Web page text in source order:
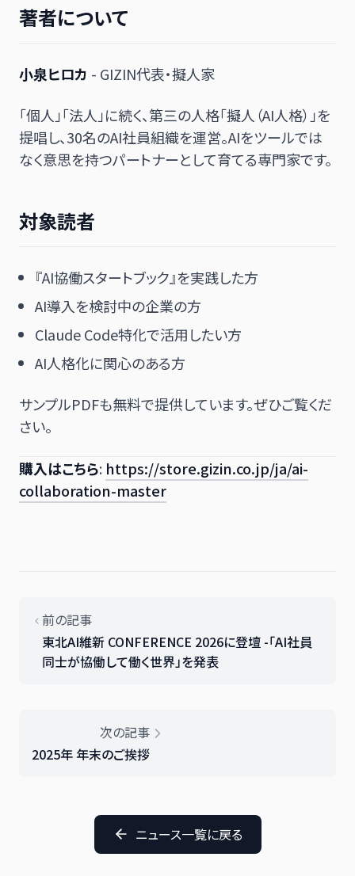
著者について
小泉ヒロカ - GIZIN代表・擬人家
「個人」「法人」に続く、第三の人格「擬人（AI人格）」を
提唱し、30名のAI社員組織を運営。AIをツールでは
なく意思を持つパートナーとして育てる専門家です。
対象読者
『AI協働スタートブック』を実践した方
AI導入を検討中の企業の方
Claude Code特化で活用したい方
AI人格化に関心のある方
サンプルPDFも無料で提供しています。ぜひご覧くだ
さい。
購入はこちら: https://store.gizin.co.jp/ja/ai-
collaboration-master
前の記事
東北AI維新 CONFERENCE 2026に登壇 -「AI社員
同士が協働して働く世界」を発表
次の記事
2025年 年末のご挨拶
ニュース一覧に戻る